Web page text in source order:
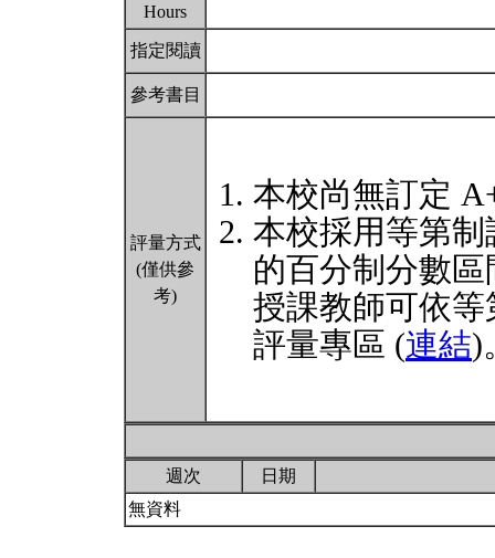
Hours
指定閱讀
參考書目
評量方式
(僅供參
考)
本校尚無訂定
本校採用等第
的百分制分數
授課教師可依
評量專區 (連結)
週次
日期
無資料